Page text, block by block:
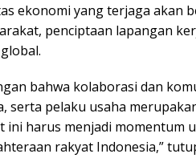
ekonomi yang terjaga akan
penciptaan lapangan
bahwa kolaborasi dan
serta pelaku usaha
ini harus menjadi momentum
rakyat Indonesia,”